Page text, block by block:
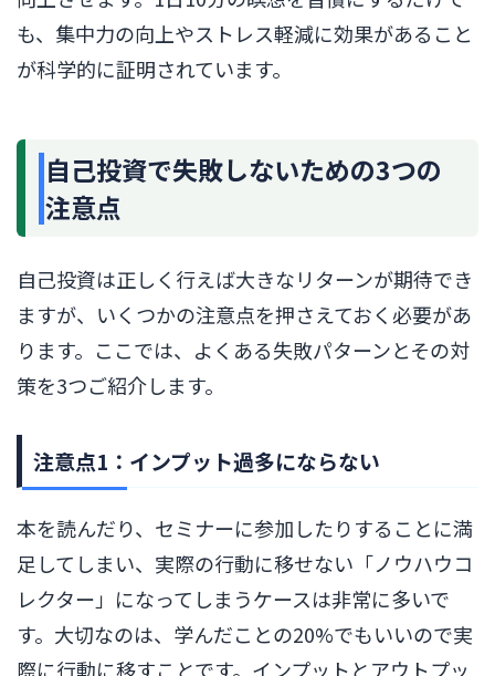
も、集中力の向上やストレス軽減に効果があること
が科学的に証明されています。
自己投資で失敗しないための3つの
注意点
自己投資は正しく行えば大きなリターンが期待でき
ますが、いくつかの注意点を押さえておく必要があ
ります。ここでは、よくある失敗パターンとその対
策を3つご紹介します。
注意点1：インプット過多にならない
本を読んだり、セミナーに参加したりすることに満
足してしまい、実際の行動に移せない「ノウハウコ
レクター」になってしまうケースは非常に多いで
す。大切なのは、学んだことの20%でもいいので実
際に行動に移すことです。インプットとアウトプッ